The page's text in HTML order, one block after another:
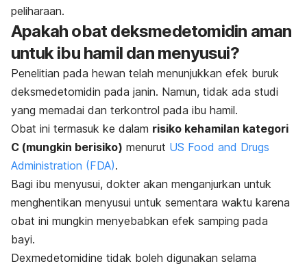
peliharaan.
Apakah obat deksmedetomidin aman
untuk ibu hamil dan menyusui?
Penelitian pada hewan telah menunjukkan efek buruk
deksmedetomidin pada janin. Namun, tidak ada studi
yang memadai dan terkontrol pada ibu hamil.
Obat ini termasuk ke dalam risiko kehamilan kategori
C (mungkin berisiko) menurut US Food and Drugs
Administration (FDA).
Bagi ibu menyusui, dokter akan menganjurkan untuk
menghentikan menyusui untuk sementara waktu karena
obat ini mungkin menyebabkan efek samping pada
bayi.
Dexmedetomidine tidak boleh digunakan selama